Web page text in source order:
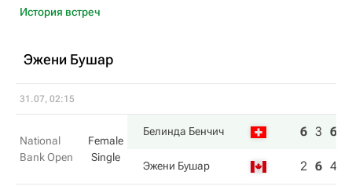
История встреч
Эжени Бушар
31.07, 02:15
National
Bank Open
Female
Single
Белинда Бенчич 6 3 6
Эжени Бушар 2 6 4